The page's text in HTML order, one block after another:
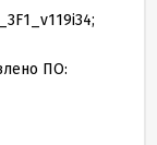
ПО: